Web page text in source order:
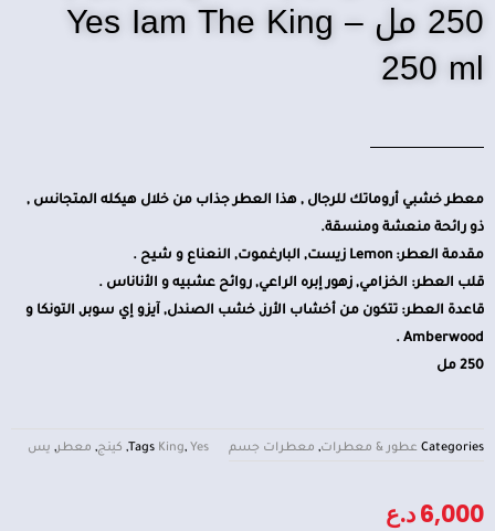
250 مل – Yes Iam The King
250 ml
معطر خشبي أروماتك للرجال , هذا العطر جذاب من خلال هيكله المتجانس ,
ذو رائحة منعشة ومنسقة.
مقدمة العطر: Lemon زيست, البارغموت, النعناع و شيح .
قلب العطر: الخزامي, زهور إبره الراعي, روائح عشبيه و الأناناس .
قاعدة العطر: تتكون من أخشاب الأرز, خشب الصندل, آيزو إي سوبر, التونكا و
Amberwood .
250 مل
Categories عطور & معطرات, معطرات جسم Tags King, Yes
, كينج, معطر, يس
6,000د.ع